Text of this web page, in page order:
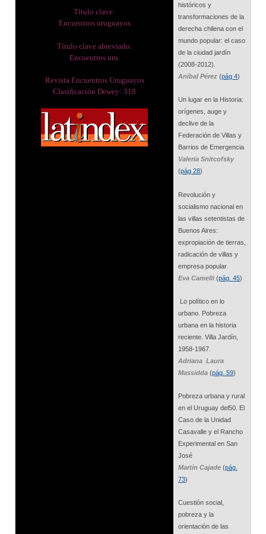
Título clave:
Encuentros uruguayos
Título clave abreviado:
Encuentros uru.
Revista Encuentros Uruguayos
Clasificación Dewey: 318
históricos y
transformaciones de la
derecha chilena con el
mundo popular: el caso
de la ciudad jardín
(2008-2012).
Aníbal Pérez (pág 4)
Un lugar en la Historia:
orígenes, auge y
declive de la
Federación de Villas y
Barrios de Emergencia
Valeria Snitcofsky
(pág 28)
Revolución y
socialismo nacional en
las villas setentistas de
Buenos Aires:
expropiación de tierras,
radicación de villas y
empresa popular
Eva Camelli (pág. 45)
Lo político en lo
urbano. Pobreza
urbana en la historia
reciente. Villa Jardín,
1958-1967.
Adriana Laura
Massidda (pág. 59)
Pobreza urbana y rural
en el Uruguay del50. El
Caso de la Unidad
Casavalle y el Rancho
Experimental en San
José
Martín Cajade (pág.
73)
Cuestión social,
pobreza y la
orientación de las